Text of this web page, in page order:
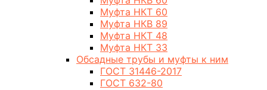
Муфта НКТ 60
Муфта НКВ 89
Муфта НКТ 48
Муфта НКТ 33
Обсадные трубы и муфты к ним
ГОСТ 31446-2017
ГОСТ 632-80